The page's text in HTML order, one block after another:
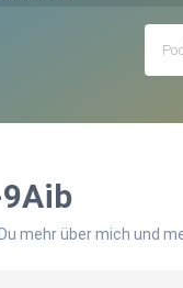
mehr über mich und